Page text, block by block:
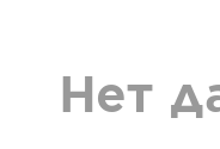
Нет